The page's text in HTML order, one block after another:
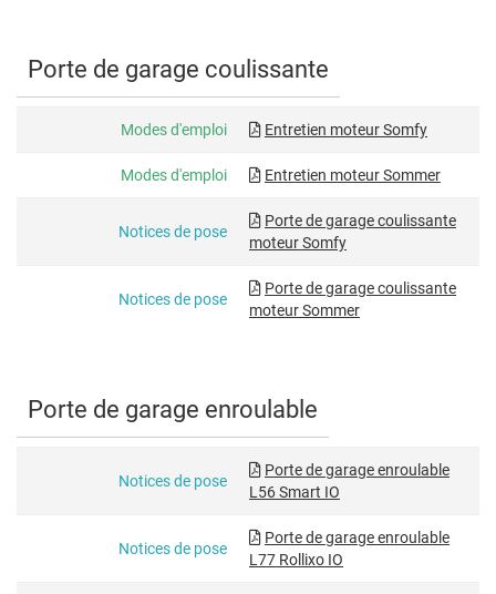
Porte de garage coulissante
Modes d'emploi Entretien moteur Somfy
Modes d'emploi Entretien moteur Sommer
Notices de pose
Porte de garage coulissante
moteur Somfy
Notices de pose
Porte de garage coulissante
moteur Sommer
Porte de garage enroulable
Notices de pose
Porte de garage enroulable
L56 Smart IO
Notices de pose
Porte de garage enroulable
L77 Rollixo IO